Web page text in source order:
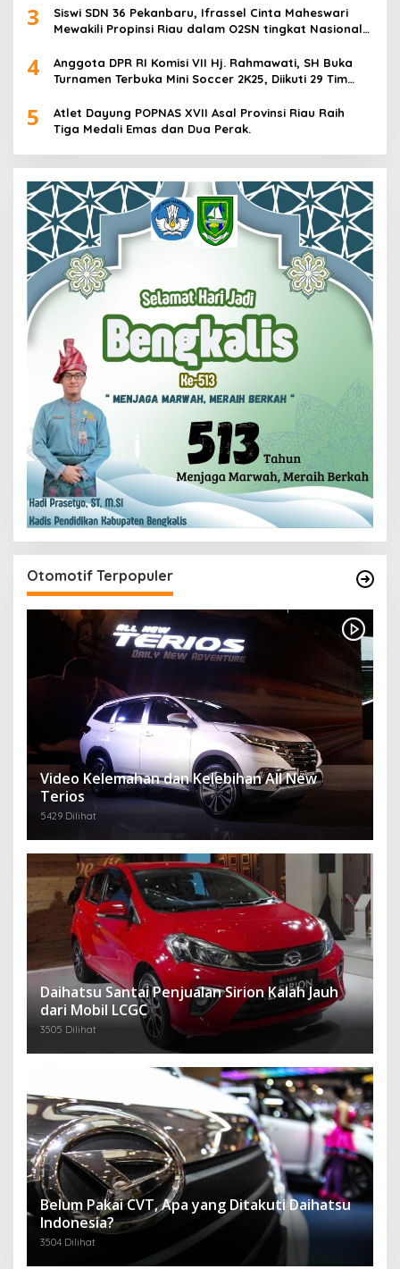
3
Siswi SDN 36 Pekanbaru, Ifrassel Cinta Maheswari
Mewakili Propinsi Riau dalam O2SN tingkat Nasional
4
Anggota DPR RI Komisi VII Hj. Rahmawati, SH Buka
Turnamen Terbuka Mini Soccer 2K25, Diikuti 29 Tim
5
Atlet Dayung POPNAS XVII Asal Provinsi Riau Raih
Tiga Medali Emas dan Dua Perak.
Otomotif Terpopuler
Video Kelemahan dan Kelebihan All New
Terios
5429 Dilihat
Daihatsu Santai Penjualan Sirion Kalah Jauh
dari Mobil LCGC
3505 Dilihat
Belum Pakai CVT, Apa yang Ditakuti Daihatsu
Indonesia?
3504 Dilihat